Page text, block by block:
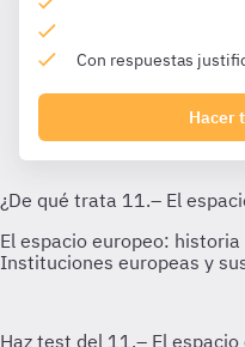
Con respuestas
Hacer